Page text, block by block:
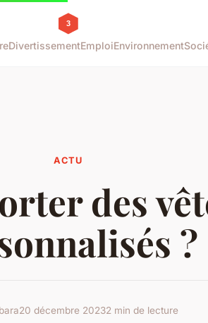
DivertissementEmploiEnvironnement
ACTU
des
?
20 décembre 20232 min de lecture